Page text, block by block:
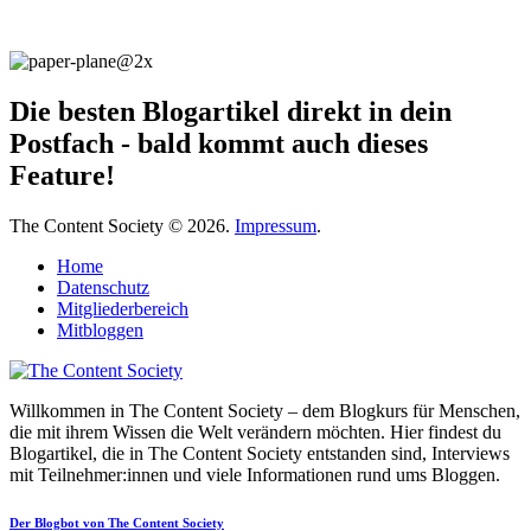
Die besten Blogartikel direkt in dein
Postfach - bald kommt auch dieses
Feature!
The Content Society © 2026. Impressum.
Home
Datenschutz
Mitgliederbereich
Mitbloggen
Willkommen in The Content Society – dem Blogkurs für Menschen,
die mit ihrem Wissen die Welt verändern möchten. Hier findest du
Blogartikel, die in The Content Society entstanden sind, Interviews
mit Teilnehmer:innen und viele Informationen rund ums Bloggen.
Der Blogbot von The Content Society